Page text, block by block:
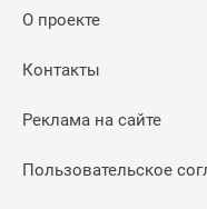
О проекте
Контакты
Реклама на сайте
Пользовательское